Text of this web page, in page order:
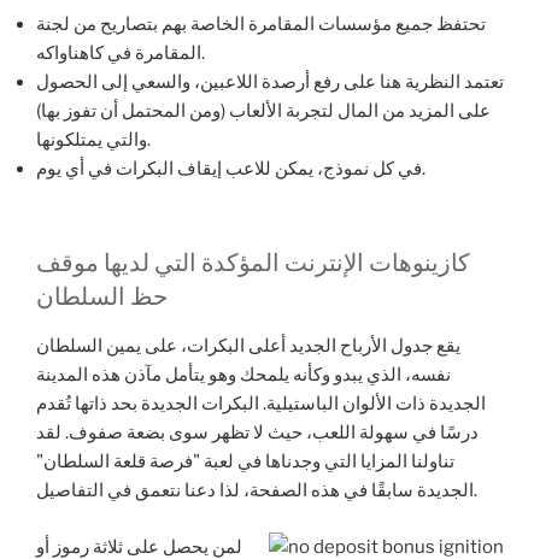
تحتفظ جميع مؤسسات المقامرة الخاصة بهم بتصاريح من لجنة
المقامرة في كاهناواكه.
تعتمد النظرية هنا على رفع أرصدة اللاعبين، والسعي إلى الحصول
على المزيد من المال لتجربة الألعاب (ومن المحتمل أن تفوز بها)
والتي يمتلكونها.
في كل نموذج، يمكن للاعب إيقاف البكرات في أي يوم.
كازينوهات الإنترنت المؤكدة التي لديها موقف
حظ السلطان
يقع جدول الأرباح الجديد أعلى البكرات، على يمين السلطان
نفسه، الذي يبدو وكأنه يلمحك وهو يتأمل مآذن هذه المدينة
الجديدة ذات الألوان الباستيلية. البكرات الجديدة بحد ذاتها تُقدم
درسًا في سهولة اللعب، حيث لا تظهر سوى بضعة صفوف. لقد
تناولنا المزايا التي وجدناها في لعبة "فرصة قلعة السلطان"
الجديدة سابقًا في هذه الصفحة، لذا دعنا نتعمق في التفاصيل.
لمن يحصل على ثلاثة رموز أو